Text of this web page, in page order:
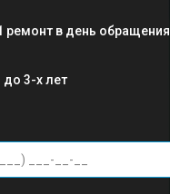
ремонт в день обращения
до 3-х лет